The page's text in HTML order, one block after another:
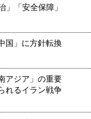
」「安全保障」
国」に方針転換
アジア」の重要
れるイラン戦争